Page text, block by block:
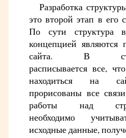
Разработка
это второй этап в его
По сути структура
концепцией являются
сайта. В
расписывается все,
находиться на
прорисованы все
работы над
необходимо
исходные данные,